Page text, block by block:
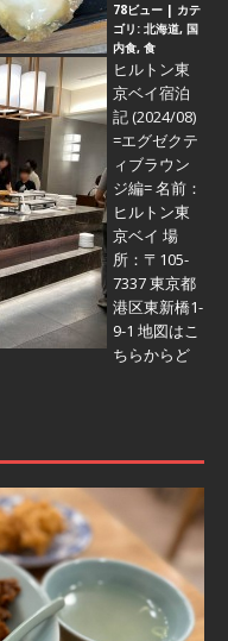
78ビュー | カテ
ゴリ: 北海道, 国
内食, 食
ヒルトン東
京ベイ宿泊
記 (2024/08)
=エグゼクテ
ィブラウン
ジ編=名前：
ヒルトン東
京ベイ 場
所：〒105-
7337 東京都
港区東新橋1-
9-1 地図はこ
ちらからど